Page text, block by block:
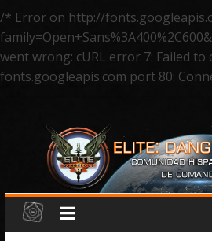
/* Error on http://
went wrong: cURL error 7: Failed to
fonts.googleapis.com port 80: